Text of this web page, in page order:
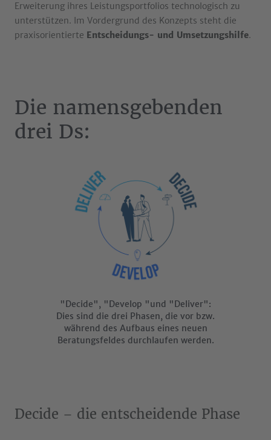
Erweiterung ihres Leistungsportfolios technologisch zu
unterstützen. Im Vordergrund des Konzepts steht die
praxisorientierte Entscheidungs- und Umsetzungshilfe.
Die namensgebenden
drei Ds:
"Decide", "Develop "und "Deliver":
Dies sind die drei Phasen, die vor bzw.
während des Aufbaus eines neuen
Beratungsfeldes durchlaufen werden.
Decide – die entscheidende Phase